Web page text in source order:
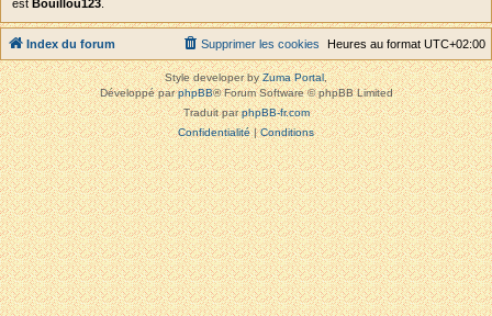
est Bouillou123
Index du forum Heures au format UTC+02:00
Supprimer les cookies
Style developer byZuma Portal,
Développé parphpBB® Forum Software © phpBB Limited
Traduit parphpBB-fr.com
Confidentialité|Conditions